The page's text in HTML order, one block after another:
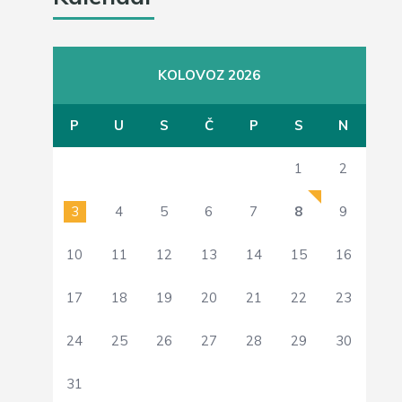
KOLOVOZ 2026
P U S Č P S N
1 2
3 4 5 6 7 8 9
10 11 12 13 14 15 16
17 18 19 20 21 22 23
24 25 26 27 28 29 30
31